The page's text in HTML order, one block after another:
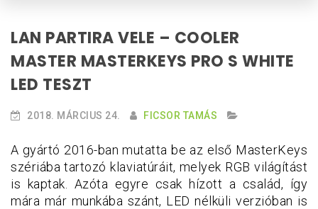
LAN PARTIRA VELE – COOLER
MASTER MASTERKEYS PRO S WHITE
LED TESZT
2018. MÁRCIUS 24. FICSOR TAMÁS
A gyártó 2016-ban mutatta be az első MasterKeys
szériába tartozó klaviatúráit, melyek RGB világítást
is kaptak. Azóta egyre csak hízott a család, így
mára már munkába szánt, LED nélküli verzióban is